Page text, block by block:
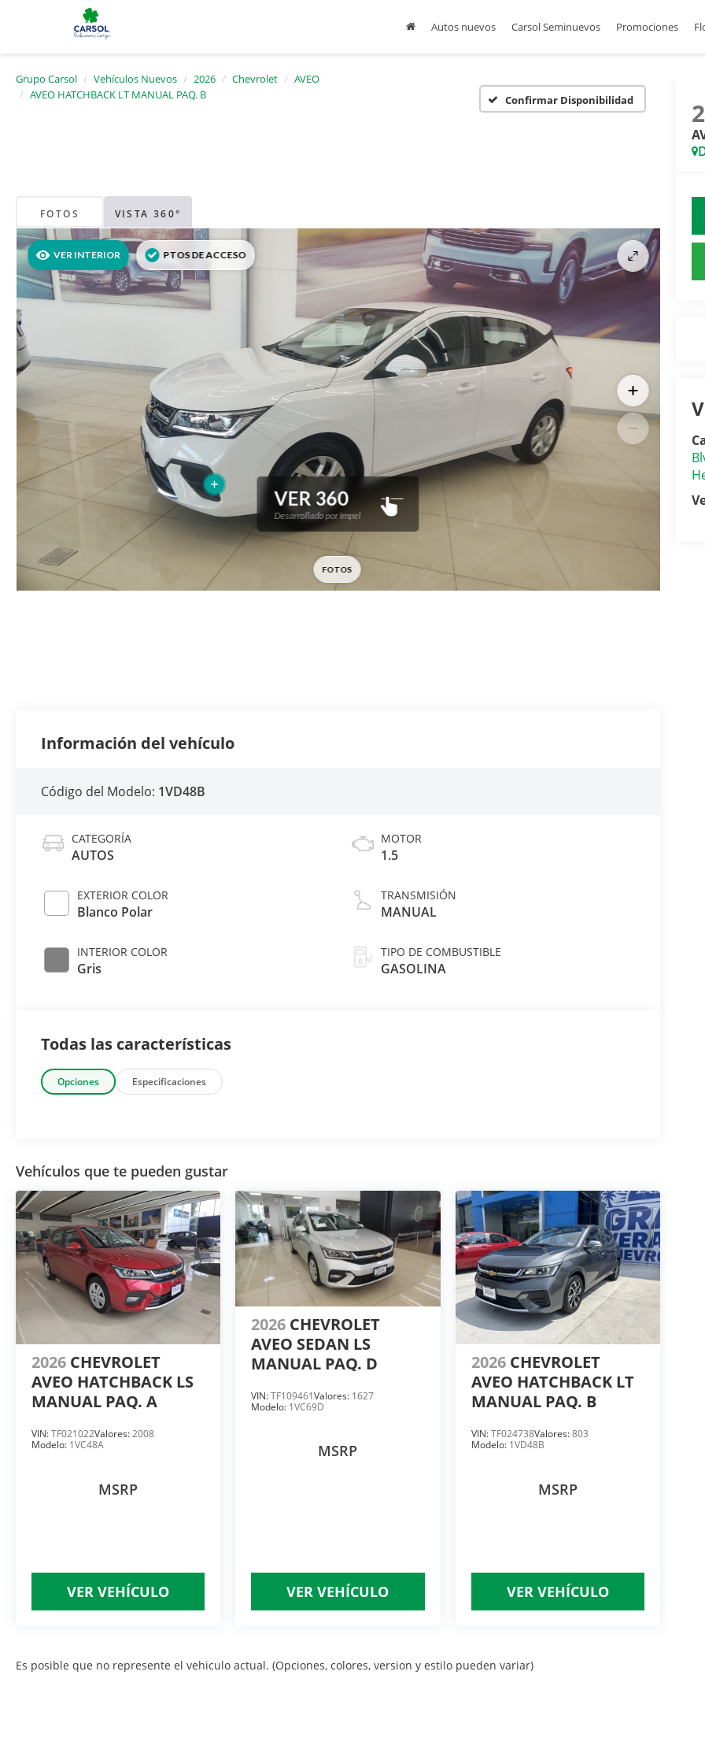
Autos nuevos Carsol Seminuevos Promociones
Grupo Carsol Vehículos Nuevos 2026 Chevrolet
AVEO
AVEO HATCHBACK LT MANUAL PAQ. B
Confirmar Disponibilidad
FOTOS VISTA 360°
Información del vehículo
Código del Modelo: 1VD48B
CATEGORÍA
AUTOS
EXTERIOR COLOR
Blanco Polar
INTERIOR COLOR
Gris
MOTOR
1.5
TRANSMISIÓN
MANUAL
TIPO DE COMBUSTIBLE
GASOLINA
Todas las características
Opciones Especificaciones
Vehículos que te pueden gustar
2026 CHEVROLET
AVEO HATCHBACK LS
MANUAL PAQ. A
VIN:TF021022Valores:2008
Modelo: 1VC48A
MSRP
VER VEHÍCULO
2026 CHEVROLET
AVEO SEDAN LS
MANUAL PAQ. D
VIN:TF109461Valores: 1627
Modelo: 1VC69D
MSRP
VER VEHÍCULO
2026 CHEVROLET
AVEO HATCHBACK LT
MANUAL PAQ. B
VIN:TF024738Valores:803
Modelo: 1VD48B
MSRP
VER VEHÍCULO
Es posible que no represente el vehiculo actual. (Opciones, colores, version y estilo pueden variar)